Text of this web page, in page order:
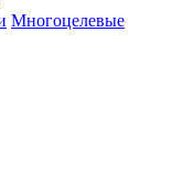
Многоцелевые